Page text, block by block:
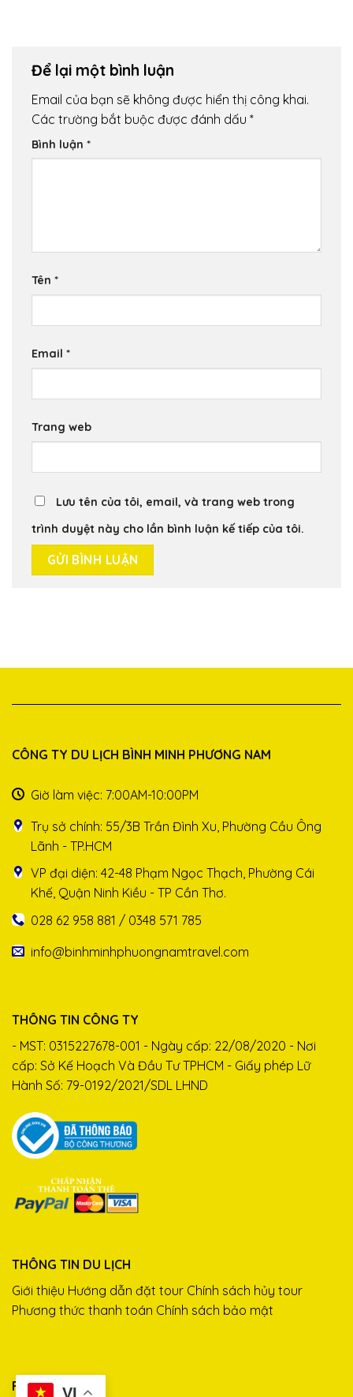
Để lại một bình luận
Email của bạn sẽ không được hiển thị công khai.
Các trường bắt buộc được đánh dấu *
Bình luận *
Tên *
Email *
Trang web
Lưu tên của tôi, email, và trang web trong
trình duyệt này cho lần bình luận kế tiếp của tôi.
CÔNG TY DU LỊCH BÌNH MINH PHƯƠNG NAM
Giờ làm việc: 7:00AM-10:00PM
Trụ sở chính: 55/3B Trần Đình Xu, Phường Cầu Ông
Lãnh - TP.HCM
VP đại diện: 42-48 Phạm Ngọc Thạch, Phường Cái
Khế, Quận Ninh Kiều - TP Cần Thơ.
028 62 958 881 / 0348 571 785
info@binhminhphuongnamtravel.com
THÔNG TIN CÔNG TY
- MST: 0315227678-001 - Ngày cấp: 22/08/2020 - Nơi
cấp: Sở Kế Hoạch Và Đầu Tư TPHCM - Giấy phép Lữ
Hành Số: 79-0192/2021/SDL LHND
THÔNG TIN DU LỊCH
Giới thiệu Hướng dẫn đặt tour Chính sách hủy tour
Phương thức thanh toán Chính sách bảo mật
FANPAGEVI